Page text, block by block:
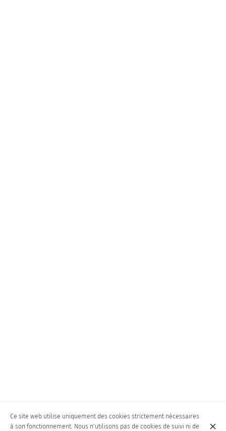
Ce site web utilise uniquement des cookies strictement nécessaires
à son fonctionnement. Nous n'utilisons pas de cookies de suivi ni de